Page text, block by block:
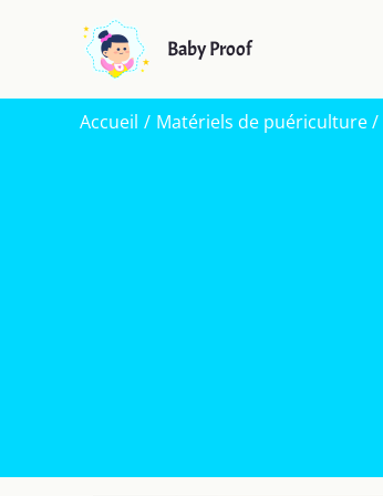
Baby Proof
Accueil Matériels de puériculture